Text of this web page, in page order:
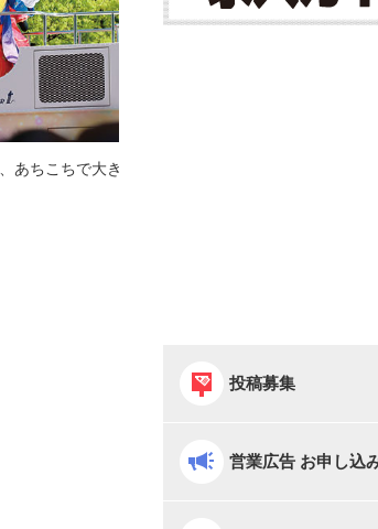
あちこちで大き
投稿募集
営業広告 お申し込